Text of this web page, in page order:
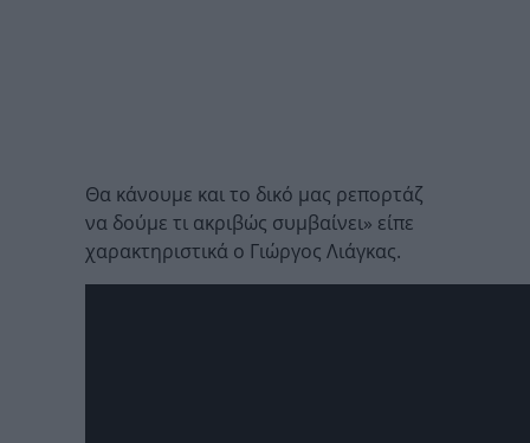
Θα κάνουμε και το δικό μας ρεπορτάζ
να δούμε τι ακριβώς συμβαίνει» είπε
χαρακτηριστικά ο Γιώργος Λιάγκας.